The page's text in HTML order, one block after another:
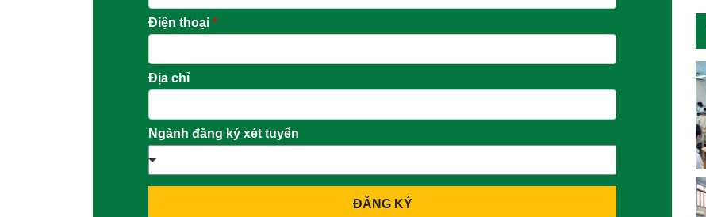
Điện thoại *
Địa chỉ
Ngành đăng ký xét tuyển
ĐĂNG KÝ